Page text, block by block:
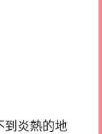
到炎熱的地